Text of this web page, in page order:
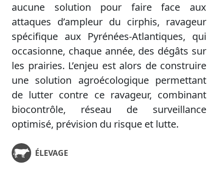
aucune solution pour faire face aux
attaques d’ampleur du cirphis, ravageur
spécifique aux Pyrénées-Atlantiques, qui
occasionne, chaque année, des dégâts sur
les prairies. L’enjeu est alors de construire
une solution agroécologique permettant
de lutter contre ce ravageur, combinant
biocontrôle, réseau de surveillance
optimisé, prévision du risque et lutte.
ÉLEVAGE